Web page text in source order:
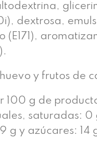
dextrosa,
(E171),
y frutos de
100 g de
saturadas:
g y azúcares: 14